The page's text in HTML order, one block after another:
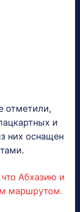
отметили,
и
них оснащен
Абхазию и
маршрутом.